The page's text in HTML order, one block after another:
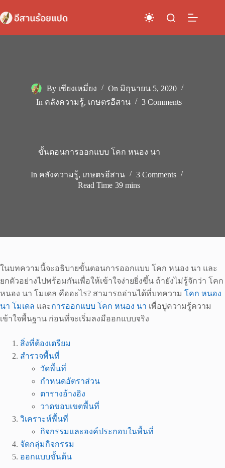
to
content
By เซียงเหมี่ยง On มิถุนายน 5, 2020
In คลังความรู้, เกษตรอีสาน 3 Comments
ขั้นตอนการออกแบบ โคก หนอง นา
In คลังความรู้, เกษตรอีสาน
3 Comments
Read Time 39 mins
ในบทความนี้จะอธิบายขั้นตอนการออกแบบ โคก หนอง นา และ
ยกตัวอย่างไปพร้อมกันเพื่อให้เข้าใจง่ายยิ่งขึ้น ถ้ายังไม่รู้จักว่า โคก
หนอง นา โมเดล คืออะไร? สามารถอ่านได้ที่บทความ โคก หนอง
นา โมเดล และการออกแบบ โคก หนอง นา เพื่อปูความรู้ความ
เข้าใจพื้นฐาน ก่อนที่จะเริ่มลงมืออกแบบจริง
สิ่งที่ต้องเตรียม
สำรวจพื้นที่
วัดพื้นที่
กำหนดอัตราส่วน
ตารางอ้างอิง
วาดขอบเขตพื้นที่
วิเคราะห์พื้นที่
กิจกรรมและองค์ประกอบในพื้นที่
จัดกลุ่มกิจกรรม
ออกแบบขั้นต้น